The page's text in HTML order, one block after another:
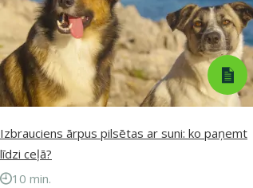
Izbrauciens ārpus pilsētas ar suni: ko paņemt
līdzi ceļā?
10 min.